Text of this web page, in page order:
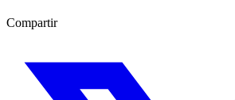
Compartir